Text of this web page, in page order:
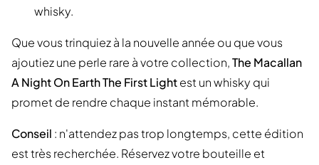
whisky.
Que vous trinquiez à la nouvelle année ou que vous
ajoutiez une perle rare à votre collection,The Macallan
A Night On Earth The First Lightest un whisky qui
promet de rendre chaque instant mémorable.
Conseil : n'attendez pas trop longtemps, cette édition
est très recherchée. Réservez votre bouteille et